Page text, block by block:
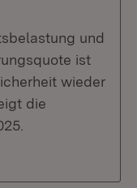
und
ist
wieder
die